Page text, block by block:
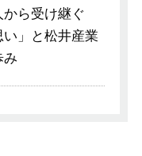
から受け継ぐ
い」と松井産業
み